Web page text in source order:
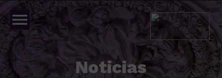
menu
Noticias